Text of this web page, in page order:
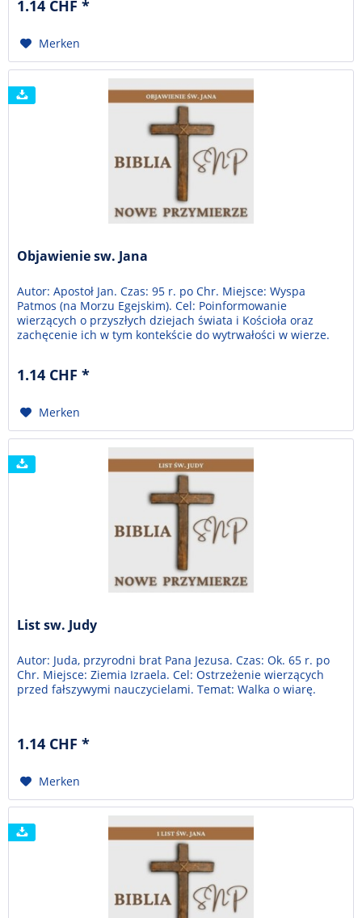
1.14 CHF *
Merken
Objawienie sw. Jana
Autor: Apostoł Jan. Czas: 95 r. po Chr. Miejsce: Wyspa
Patmos (na Morzu Egejskim). Cel: Poinformowanie
wierzących o przyszłych dziejach świata i Kościoła oraz
zachęcenie ich w tym kontekście do wytrwałości w wierze.
Przekład z języka hebrajskiego,...
1.14 CHF *
Merken
List sw. Judy
Autor: Juda, przyrodni brat Pana Jezusa. Czas: Ok. 65 r. po
Chr. Miejsce: Ziemia Izraela. Cel: Ostrzeżenie wierzących
przed fałszywymi nauczycielami. Temat: Walka o wiarę.
1.14 CHF *
Merken